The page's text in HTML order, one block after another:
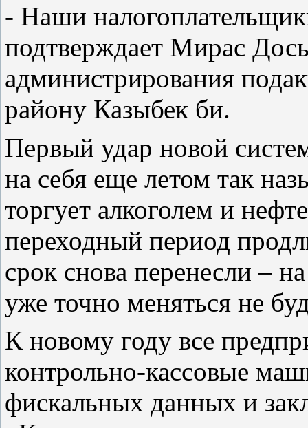
- Наши
подтверждает Мирас
администрирования
району Казыбек би.
Первый удар новой
на себя еще летом так
торгует алкоголем и
переходный период
срок снова перенесли –
уже точно меняться не
К новому году все
контрольно-кассовые
фискальных данных и